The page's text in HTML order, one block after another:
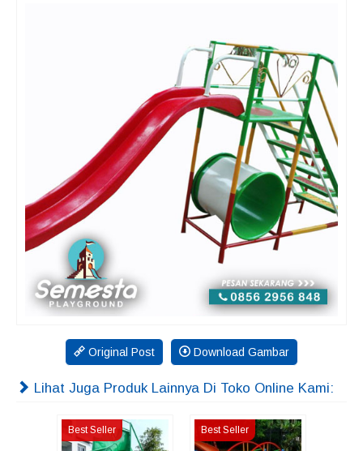
Original Post Download Gambar
Lihat Juga Produk Lainnya Di Toko Online Kami:
Best Seller Best Seller